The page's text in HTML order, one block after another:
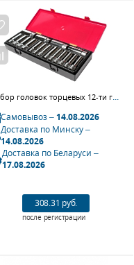
Набор головок торцевых 12-ти гранных глубоких JTC K4172 (1/2", 10-32 мм, 17 предметов в кейсе)
Самовывоз –14.08.2026
Доставка по Минску –
14.08.2026
Доставка по Беларуси –
17.08.2026
308.31 руб.
после регистрации